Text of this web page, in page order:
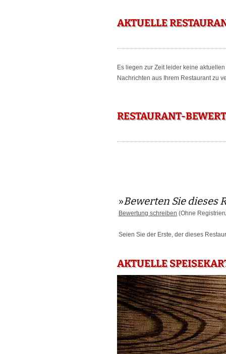
AKTUELLE
Es liegen zur Zeit leider keine
Nachrichten aus Ihrem Restaurant zu
RESTAURANT-
»Bewerten Sie dieses
Bewertung schreiben (Ohne
Seien Sie der Erste, der dieses
AKTUELLE